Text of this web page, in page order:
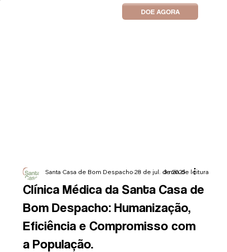
DOE AGORA
Clínica Médica da Santa Casa de
Bom Despacho: Humanização,
Eficiência e Compromisso com
a População.
Santa Casa de Bom Despacho28 de jul. de 20253 min de leitura